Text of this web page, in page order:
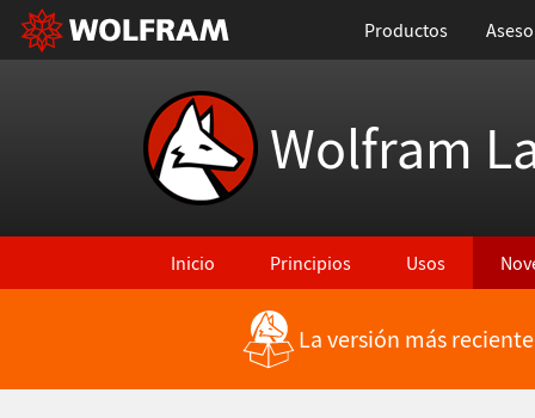
Productos
Wolfram
Inicio Principios Usos
La versión más